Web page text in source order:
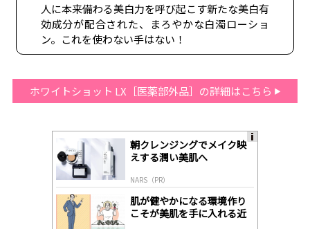
人に本来備わる美白力を呼び起こす新たな美白有
効成分が配合された、まろやかな白濁ローショ
ン。これを使わない手はない！
ホワイトショット LX［医薬部外品］の詳細はこちら
朝クレンジングでメイク映
えする潤い美肌へ
NARS（PR）
肌が健やかになる環境作り
こそが美肌を手に入れる近